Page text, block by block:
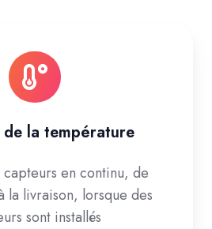
la température
capteurs en continu, de
la livraison, lorsque des
sont installés